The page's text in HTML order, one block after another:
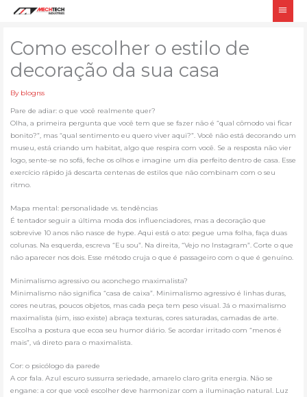
Main
Como escolher o estilo de
decoração da sua casa
By blogrss
Pare de adiar: o que você realmente quer?
Olha, a primeira pergunta que você tem que se fazer não é “qual cômodo vai ficar
bonito?”, mas “qual sentimento eu quero viver aqui?”. Você não está decorando um
museu, está criando um habitat, algo que respira com você. Se a resposta não vier
logo, sente-se no sofá, feche os olhos e imagine um dia perfeito dentro de casa. Esse
exercício rápido já descarta centenas de estilos que não combinam com o seu
ritmo.
Mapa mental: personalidade vs. tendências
É tentador seguir a última moda dos influenciadores, mas a decoração que
sobrevive 10 anos não nasce de hype. Aqui está o ato: pegue uma folha, faça duas
colunas. Na esquerda, escreva “Eu sou”. Na direita, “Vejo no Instagram”. Corte o que
não aparecer nos dois. Esse método cruja o que é passageiro com o que é genuíno.
Minimalismo agressivo ou aconchego maximalista?
Minimalismo não significa “casa de caixa”. Minimalismo agressivo é linhas duras,
cores neutras, poucos objetos, mas cada peça tem peso visual. Já o maximalismo
maximalista (sim, isso existe) abraça texturas, cores saturadas, camadas de arte.
Escolha a postura que ecoa seu humor diário. Se acordar irritado com “menos é
mais”, vá direto para o maximalista.
Cor: o psicólogo da parede
A cor fala. Azul escuro sussurra seriedade, amarelo claro grita energia. Não se
engane: a cor que você escolher deve harmonizar com a iluminação natural. Luz